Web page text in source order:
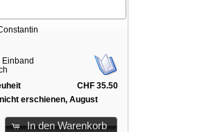
Einband
CHF 35.50
erschienen, August
In den Warenkorb